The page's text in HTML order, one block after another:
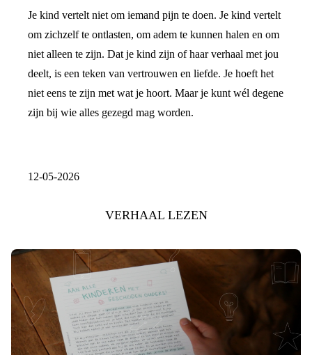
Je kind vertelt niet om iemand pijn te doen. Je kind vertelt
om zichzelf te ontlasten, om adem te kunnen halen en om
niet alleen te zijn. Dat je kind zijn of haar verhaal met jou
deelt, is een teken van vertrouwen en liefde. Je hoeft het
niet eens te zijn met wat je hoort. Maar je kunt wél degene
zijn bij wie alles gezegd mag worden.
12-05-2026
VERHAAL LEZEN